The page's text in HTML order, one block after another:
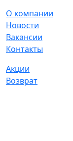
О компании
Новости
Вакансии
Контакты
Акции
Возврат